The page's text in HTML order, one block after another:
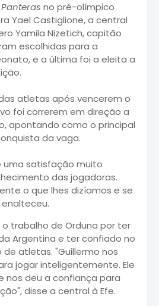
Panteras no pré-olímpico
Yael Castiglione, a central
Yamila Nizetich, capitão
escolhidas para a
e a última foi a eleita a
atletas após vencerem o
foi correrem em direção a
apontando como o principal
da vaga.
uma satisfação muito
das jogadoras.
o que lhes dizíamos e se
o trabalho de Orduna por ter
Argentina e ter confiado no
atletas. "Guillermo nos
jogar inteligentemente. Ele
nos deu a confiança para
disse a central à Efe.